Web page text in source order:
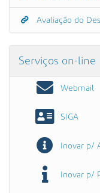
Avaliação do
Serviços on-line
Webmail
SIGA
Inovar p/
Inovar p/